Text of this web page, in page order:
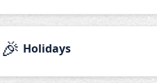
🎉 Holidays